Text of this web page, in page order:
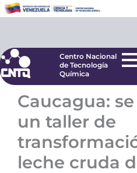
al
Centro Nacional
de Tecnología
Centro Nacional
de Tecnología
Química
Caucagua:
un taller de
leche cruda